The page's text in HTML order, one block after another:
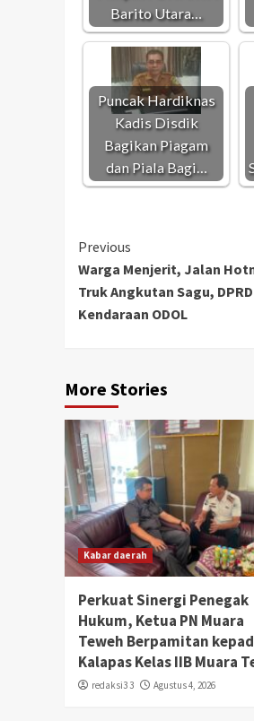
Barito Utara…
Puncak Hardiknas
Kadis Disdik
Bagikan Piagam
dan Piala Bagi…
Continue
Reading
Previous
Warga Menjerit, Jalan
Truk Angkutan Sagu,
Kendaraan ODOL
More Stories
Kabar daerah
Perkuat Sinergi Penegak
Hukum, Ketua PN Muara
Teweh Berpamitan
Kalapas Kelas IIB Muara
redaksi3 3 Agustus 4, 2026